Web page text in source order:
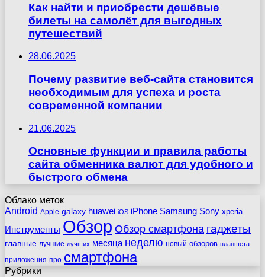
Как найти и приобрести дешёвые
билеты на самолёт для выгодных
путешествий
28.06.2025
Почему развитие веб-сайта становится
необходимым для успеха и роста
современной компании
21.06.2025
Основные функции и правила работы
сайта обменника валют для удобного и
быстрого обмена
Облако меток
Android Apple galaxy huawei iOS iPhone Samsung Sony xperia
Инструменты Обзор Обзор смартфона гаджеты
главные лучшие лучших месяца неделю новый обзоров планшета
приложения про смартфона
Рубрики